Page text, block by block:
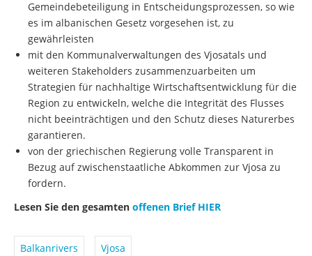
Gemeindebeteiligung in Entscheidungsprozessen, so wie
es im albanischen Gesetz vorgesehen ist, zu
gewährleisten
mit den Kommunalverwaltungen des Vjosatals und
weiteren Stakeholders zusammenzuarbeiten um
Strategien für nachhaltige Wirtschaftsentwicklung für die
Region zu entwickeln, welche die Integrität des Flusses
nicht beeinträchtigen und den Schutz dieses Naturerbes
garantieren.
von der griechischen Regierung volle Transparent in
Bezug auf zwischenstaatliche Abkommen zur Vjosa zu
fordern.
Lesen Sie den gesamten offenen Brief HIER
Balkanrivers Vjosa